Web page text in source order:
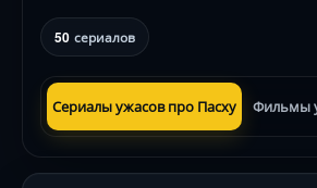
50 сериалов
Сериалы ужасов про Пасху Фильмы